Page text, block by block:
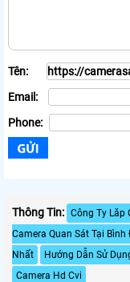
Tên:
Email:
Phone:
Thông Tin: Công Ty Lăp
Camera Quan Sát Tại Bình
Nhất
Hướng Dẫn Sử
Camera Hd Cvi